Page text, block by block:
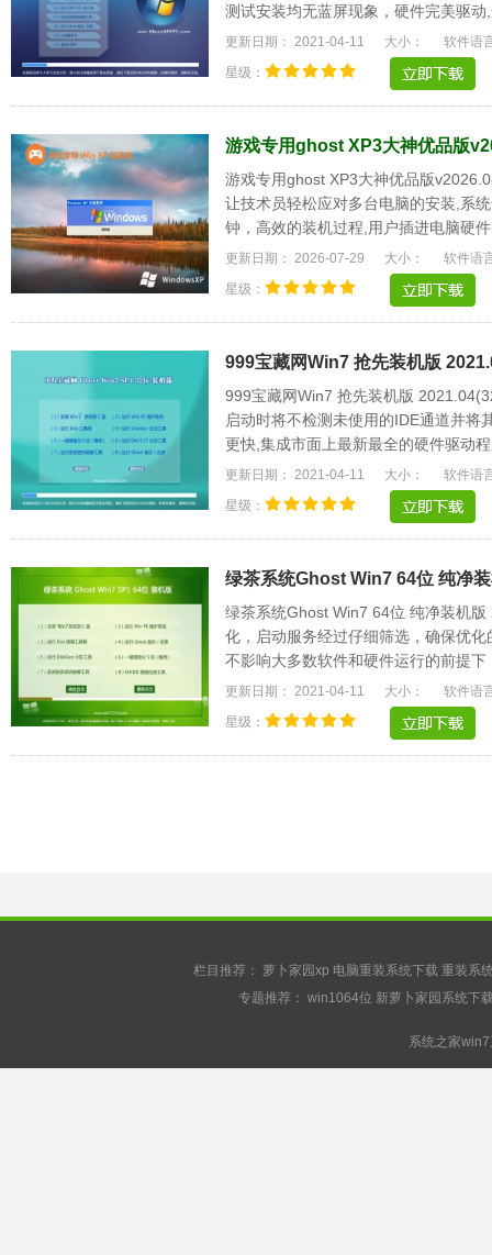
测试安装均无蓝屏现象，硬件完美驱
名的驱动可以.....
更新日期： 2021-04-11 大小：
软件语
星级：
游戏专用ghost XP3大神优品版
游戏专用ghost XP3大神优品版
让技术员轻松应对多台电脑的安装,系
钟，高效的装机过程,用户插进电脑硬
更强大的软硬.....
更新日期： 2026-07-29 大小：
软件语
星级：
999宝藏网Win7 抢先装机版
999宝藏网Win7 抢先装机版
启动时将不检测未使用的IDE通道并将
更快,集成市面上最新最全的硬件驱动
速方便，支持一.....
更新日期： 2021-04-11 大小：
软件语
星级：
绿茶系统Ghost Win7 64位 纯净
绿茶系统Ghost Win7 64位 纯净装机
化，启动服务经过仔细筛选，确保优
不影响大多数软件和硬件运行的前提
电脑和Explorer.....
更新日期： 2021-04-11 大小：
软件语
星级：
栏目推荐：萝卜家园xp 电脑重装系统下载 重装系
专题推荐：win1064位 新萝卜家园系统下
系统之家